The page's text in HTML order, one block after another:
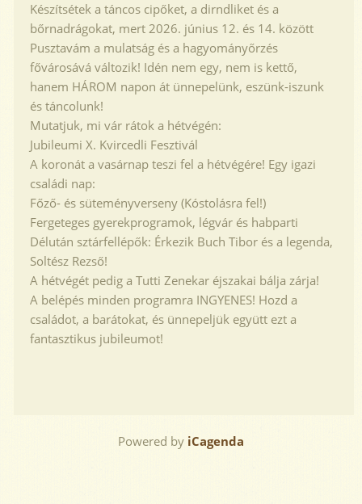
Készítsétek a táncos cipőket, a dirndliket és a
bőrnadrágokat, mert 2026. június 12. és 14. között
Pusztavám a mulatság és a hagyományőrzés
fővárosává változik! Idén nem egy, nem is kettő,
hanem HÁROM napon át ünnepelünk, eszünk-iszunk
és táncolunk!
Mutatjuk, mi vár rátok a hétvégén:
Jubileumi X. Kvircedli Fesztivál
A koronát a vasárnap teszi fel a hétvégére! Egy igazi
családi nap:
Főző- és süteményverseny (Kóstolásra fel!)
Fergeteges gyerekprogramok, légvár és habparti
Délután sztárfellépők: Érkezik Buch Tibor és a legenda,
Soltész Rezső!
A hétvégét pedig a Tutti Zenekar éjszakai bálja zárja!
A belépés minden programra INGYENES! Hozd a
családot, a barátokat, és ünnepeljük együtt ezt a
fantasztikus jubileumot!
Powered by iCagenda